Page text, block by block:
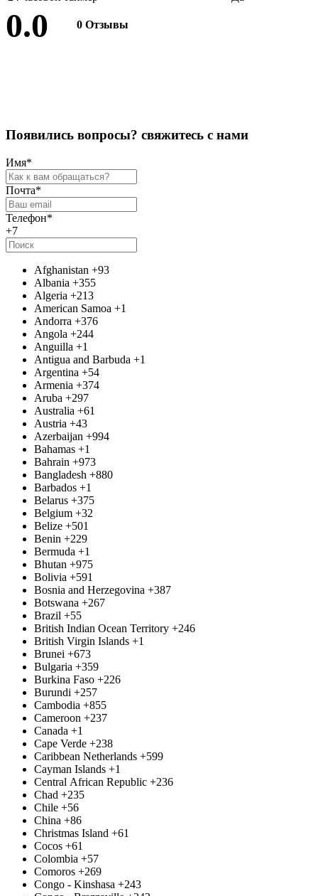
0.0 0 Отзывы
Появились вопросы? свяжитесь с нами
Имя*
Почта*
Телефон*
+7
Afghanistan +93
Albania +355
Algeria +213
American Samoa +1
Andorra +376
Angola +244
Anguilla +1
Antigua and Barbuda +1
Argentina +54
Armenia +374
Aruba +297
Australia +61
Austria +43
Azerbaijan +994
Bahamas +1
Bahrain +973
Bangladesh +880
Barbados +1
Belarus +375
Belgium +32
Belize +501
Benin +229
Bermuda +1
Bhutan +975
Bolivia +591
Bosnia and Herzegovina +387
Botswana +267
Brazil +55
British Indian Ocean Territory +246
British Virgin Islands +1
Brunei +673
Bulgaria +359
Burkina Faso +226
Burundi +257
Cambodia +855
Cameroon +237
Canada +1
Cape Verde +238
Caribbean Netherlands +599
Cayman Islands +1
Central African Republic +236
Chad +235
Chile +56
China +86
Christmas Island +61
Cocos +61
Colombia +57
Comoros +269
Congo - Kinshasa +243